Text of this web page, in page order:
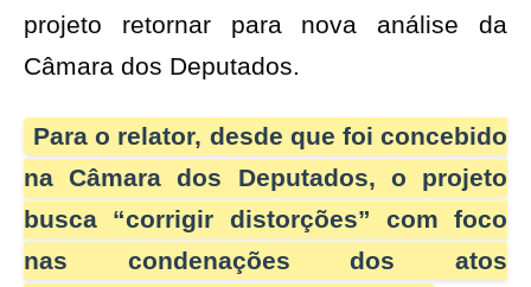
projeto retornar para nova análise da
Câmara dos Deputados.
Para o relator, desde que foi concebido
na Câmara dos Deputados, o projeto
busca “corrigir distorções” com foco
nas condenações dos atos